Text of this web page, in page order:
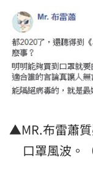
▲MR.布雷蕭
口罩風波。